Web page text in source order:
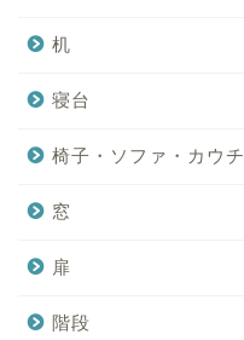
机
寝台
椅子・ソファ・カウチ
窓
扉
階段